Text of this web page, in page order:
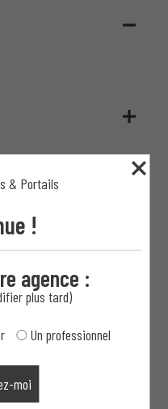
& Portails
!
agence :
plus tard)
Un professionnel
moi